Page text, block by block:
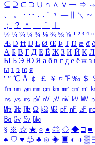
⊆ ⊇ ⊂ ⊃ ∪ ∩ ∧ ∨ ￢ ⇒ ⇔
、
。 · ‥ … ¨ 〃 ― ＼ ∼
；
？ ＾ ｀
½ ⅓ ⅔ ¼ ¾ ⅛ ⅜ ⅝ ⅞ ¹ ² ³ ⁴ ⁿ
Æ Ð Ħ Ĳ Ł Ø Œ Þ Ŧ Ŋ æ đ ð
А Б В Г Д Е Ё Ж З И Й К Л
Ы Ь Э Ю Я а б в г д е ё ж з
ы ь э ю я
′ ″ ℃ Å ￠ ￡ ￥ ¤ ℉ ‰ ＄
㎙ ㎚ ㎛ ㎜ ㎝ ㎞ ㎟ ㎠ ㎡
㎱ ㎲ ㎳ ㎴ ㎵ ㎶ ㎷ ㎸ ㎹
㎒ ㎓ ㎔ Ω ㏀ ㏁ ㎊ ㎋ ㎌ ㏖
㏃ ㏉ ㏜ ㏆
§ ※ ☆ ★ ○ ● ◎ ◇ ◆ □ ■
♠ ♡ ♥ ♧ ♣ ⊙ ◈ ▣ ◐ ◑ ▒